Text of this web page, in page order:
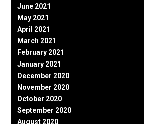
June 2021
May 2021
April 2021
March 2021
February 2021
January 2021
December 2020
November 2020
October 2020
September 2020
August 2020